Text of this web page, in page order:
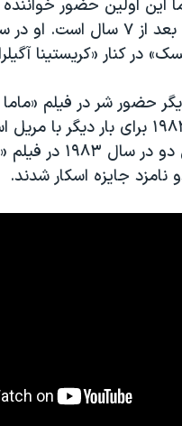
این اولین حضور
در کنار «کریستینا
حضور شر در فیلم
بعد از سال ۱۹۸۳ برای بار دیگر
می شود. این دو در
نامزد جایزه اسکار شدند.